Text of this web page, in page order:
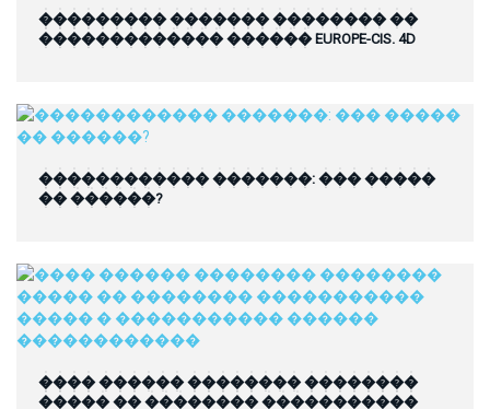
��������� ������� �������� ��
������������� ������ EUROPE-CIS. 4D
������������ �������: ��� �����
�� ������?
���� ������ �������� ��������
����� �� �������� �����������